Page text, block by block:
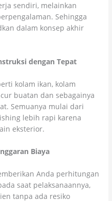
sendiri, melainkan
Sehingga
dalam konsep akhir
dengan Tepat
kolam ikan, kolam
buatan dan sebagainya
Semuanya mulai dari
lebih rapi karena
eksterior.
Biaya
Anda perhitungan
saat pelaksanaannya,
tanpa ada resiko